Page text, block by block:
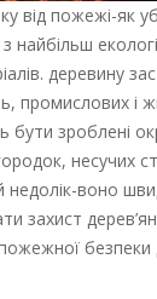
від пожежі-як
деревину
промислових і
зроблені
несучих
недолік-воно
захист
безпеки